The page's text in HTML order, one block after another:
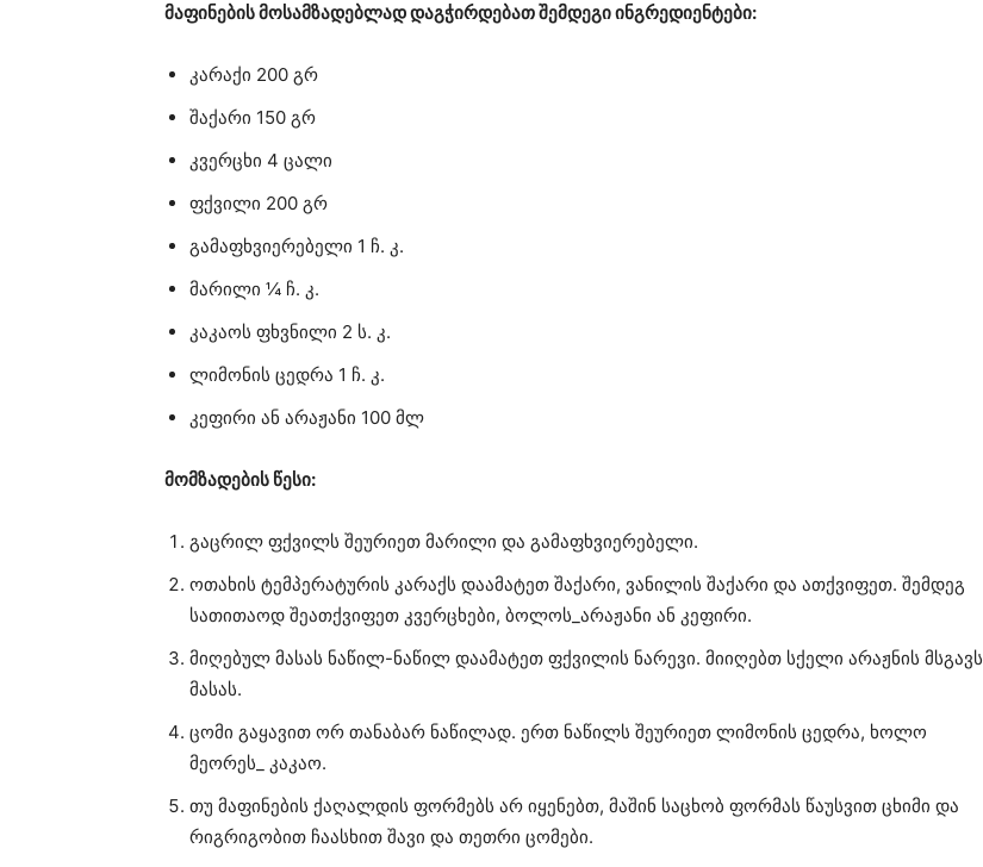
მაფინების მოსამზადებლად დაგჭირდებათ შემდეგი ინგრედიენტები:
კარაქი 200 გრ
შაქარი 150 გრ
კვერცხი 4 ცალი
ფქვილი 200 გრ
გამაფხვიერებელი 1 ჩ. კ.
მარილი ¼ ჩ. კ.
კაკაოს ფხვნილი 2 ს. კ.
ლიმონის ცედრა 1 ჩ. კ.
კეფირი ან არაჟანი 100 მლ
მომზადების წესი:
გაცრილ ფქვილს შეურიეთ მარილი და გამაფხვიერებელი.
ოთახის ტემპერატურის კარაქს დაამატეთ შაქარი, ვანილის შაქარი და ათქვიფეთ. შემდეგ
სათითაოდ შეათქვიფეთ კვერცხები, ბოლოს_არაჟანი ან კეფირი.
მიღებულ მასას ნაწილ-ნაწილ დაამატეთ ფქვილის ნარევი. მიიღებთ სქელი არაჟნის მსგავს
მასას.
ცომი გაყავით ორ თანაბარ ნაწილად. ერთ ნაწილს შეურიეთ ლიმონის ცედრა, ხოლო
მეორეს_ კაკაო.
თუ მაფინების ქაღალდის ფორმებს არ იყენებთ, მაშინ საცხობ ფორმას წაუსვით ცხიმი და
რიგრიგობით ჩაასხით შავი და თეთრი ცომები.